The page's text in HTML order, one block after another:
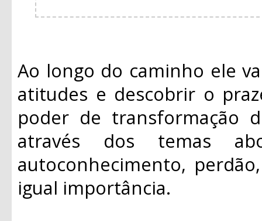
Ao longo do caminho ele
atitudes e descobrir o
poder de transformação
através dos temas
autoconhecimento,
igual importância.